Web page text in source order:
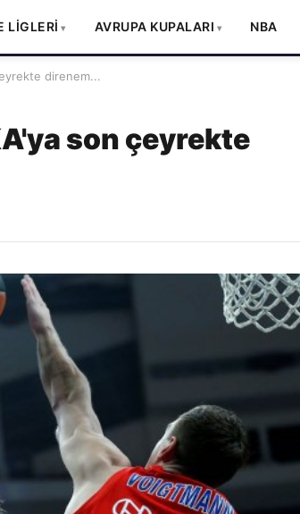
LİGLERİ AVRUPA KUPALARI NBA
direnem...
son çeyrekte